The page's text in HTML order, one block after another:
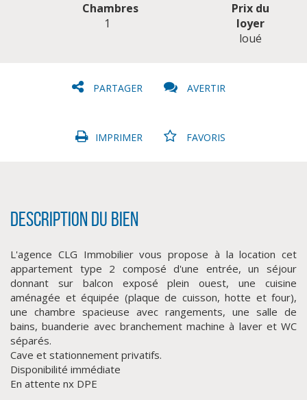
CLIQUER ICI POUR AGRANDIR
Chambres
1
Prix du
loyer
loué
PARTAGER AVERTIR
IMPRIMER FAVORIS
Description du bien
L'agence CLG Immobilier vous propose à la location cet
appartement type 2 composé d'une entrée, un séjour
donnant sur balcon exposé plein ouest, une cuisine
aménagée et équipée (plaque de cuisson, hotte et four),
une chambre spacieuse avec rangements, une salle de
bains, buanderie avec branchement machine à laver et WC
séparés.
Cave et stationnement privatifs.
Disponibilité immédiate
En attente nx DPE